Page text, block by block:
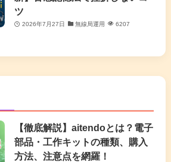
ツ
2026年7月27日 無線局運用 6207
【徹底解説】aitendoとは？電子
部品・工作キットの種類、購入
方法、注意点を網羅！